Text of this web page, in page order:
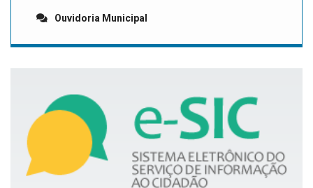
Ouvidoria Municipal